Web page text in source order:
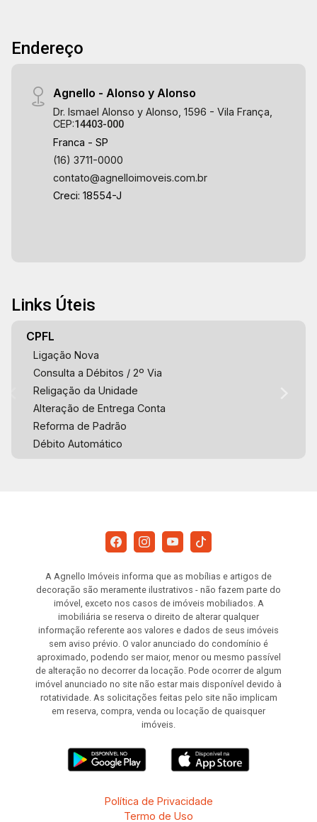
Endereço
Agnello - Alonso y Alonso
Dr. Ismael Alonso y Alonso, 1596 - Vila França,
CEP:14403-000
Franca - SP
(16) 3711-0000
contato@agnelloimoveis.com.br
Creci: 18554-J
Links Úteis
CPFL
Ligação Nova
Consulta a Débitos / 2º Via
Religação da Unidade
Alteração de Entrega Conta
Reforma de Padrão
Débito Automático
A Agnello Imóveis informa que as mobílias e artigos de
decoração são meramente ilustrativos - não fazem parte do
imóvel, exceto nos casos de imóveis mobiliados. A
imobiliária se reserva o direito de alterar qualquer
informação referente aos valores e dados de seus imóveis
sem aviso prévio. O valor anunciado do condomínio é
aproximado, podendo ser maior, menor ou mesmo passível
de alteração no decorrer da locação. Pode ocorrer de algum
imóvel anunciado no site não estar mais disponível devido à
rotatividade. As solicitações feitas pelo site não implicam
em reserva, compra, venda ou locação de quaisquer
imóveis.
Política de Privacidade
Termo de Uso